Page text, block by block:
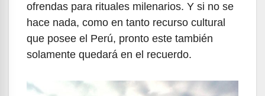
ofrendas para rituales milenarios. Y si no se
hace nada, como en tanto recurso cultural
que posee el Perú, pronto este también
solamente quedará en el recuerdo.